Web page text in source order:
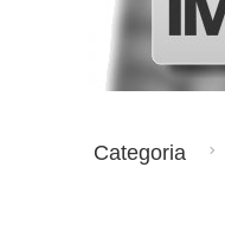
Categoria